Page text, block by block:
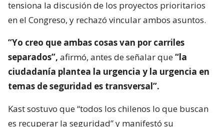
tensiona la discusión de los proyectos prioritarios
en el Congreso, y rechazó vincular ambos asuntos.
“Yo creo que ambas cosas van por carriles
separados”, afirmó, antes de señalar que“la
ciudadanía plantea la urgencia y la urgencia en
temas de seguridad es transversal”.
Kast sostuvo que “todos los chilenos lo que buscan
es recuperar la seguridad” y manifestó su